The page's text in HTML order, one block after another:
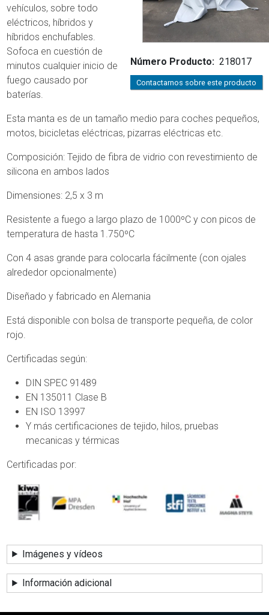
Número Producto 218017
Contactarnos sobre este producto
vehículos, sobre todo
eléctricos, híbridos y
híbridos enchufables.
Sofoca en cuestión de
minutos cualquier inicio de
fuego causado por
baterías.
Esta manta es de un tamaño medio para coches pequeños,
motos, bicicletas eléctricas, pizarras eléctricas etc.
Composición: Tejido de fibra de vidrio con revestimiento de
silicona en ambos lados
Dimensiones: 2,5 x 3 m
Resistente a fuego a largo plazo de 1000ºC y con picos de
temperatura de hasta 1.750ºC
Con 4 asas grande para colocarla fácilmente (con ojales
alrededor opcionalmente)
Diseñado y fabricado en Alemania
Está disponible con bolsa de transporte pequeña, de color
rojo.
Certificadas según:
DIN SPEC 91489
EN 135011 Clase B
EN ISO 13997
Y más certificaciones de tejido, hilos, pruebas
mecanicas y térmicas
Certificadas por:
Imágenes y vídeos
Información adicional